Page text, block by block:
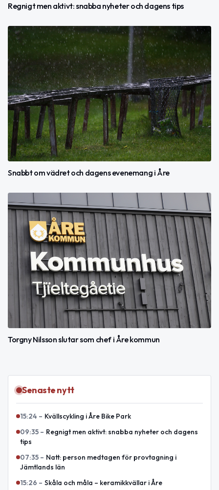
Regnigt men aktivt: snabba nyheter och dagens tips
Snabbt om vädret och dagens evenemang i Åre
Torgny Nilsson slutar som chef i Åre kommun
Senaste nytt
15:24 – Kvällscykling i Åre Bike Park
09:35 – Regnigt men aktivt: snabba nyheter och dagens
tips
07:35 – Natt: person medtagen för provtagning i
Jämtlands län
15:26 – Skåla och måla – keramikkvällar i Åre